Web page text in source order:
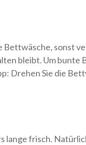
sonst
bleibt. Um bunte
Drehen Sie die
lange frisch.